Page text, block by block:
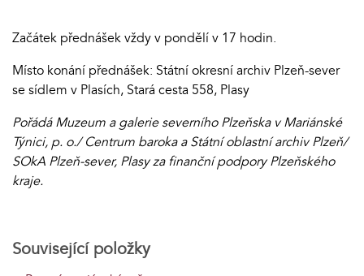
Začátek přednášek vždy v pondělí v 17 hodin.
Místo konání přednášek: Státní okresní archiv Plzeň-sever
se sídlem v Plasích, Stará cesta 558, Plasy
Pořádá Muzeum a galerie severního Plzeňska v Mariánské
Týnici, p. o./ Centrum baroka a Státní oblastní archiv Plzeň/
SOkA Plzeň-sever, Plasy za finanční podpory Plzeňského
kraje.
Související položky